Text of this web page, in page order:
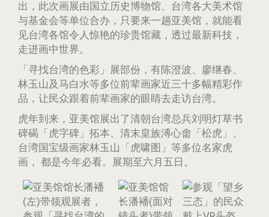
出，此次画展由国立历史博物馆、台湾各大美术馆
与基金会等单位合办，只要来一趟亚美馆，就能看
见台湾各馆令人惊艳的珍贵馆藏，透过最新科技，
走进画中世界。
「寻找台湾的色彩」展部份，有陈澄波、廖继春、
林玉山及马白水等多位前辈画家近三十多幅精彩作
品，让民众跟着前辈画家的眼睛去走访台湾。
虎年到来，亚美馆展出了清朝台湾总兵刘明灯草书
碑碣「虎字碑」拓本、清末皇族溥心畬「松虎」、
台湾国宝级画家林玉山「虎啸图」等多位名家虎
画， 都是今年必看。展期至六月五日。